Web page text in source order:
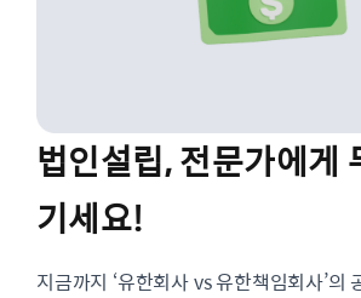
법인설립, 전문가에게
기세요!
지금까지 ‘유한회사 vs 유한책임회사’의